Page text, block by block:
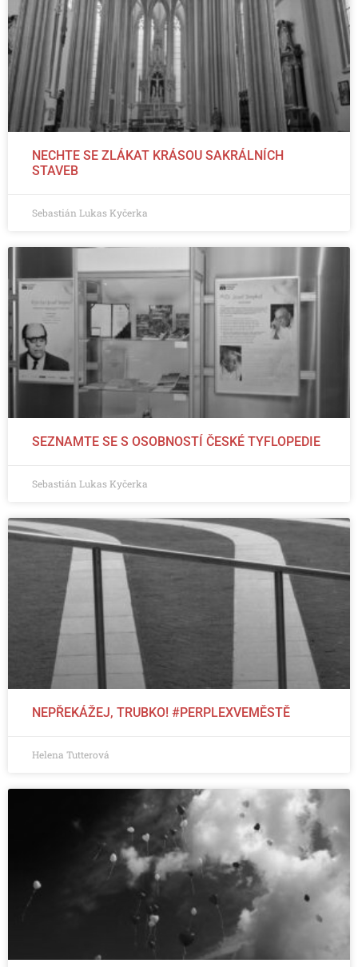
NECHTE SE ZLÁKAT KRÁSOU SAKRÁLNÍCH
STAVEB
Sebastián Lukas Kyčerka
SEZNAMTE SE S OSOBNOSTÍ ČESKÉ TYFLOPEDIE
Sebastián Lukas Kyčerka
NEPŘEKÁŽEJ, TRUBKO! #PERPLEXVEMĚSTĚ
Helena Tutterová